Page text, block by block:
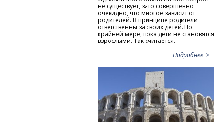
не существует, зато совершенно
очевидно, что многое зависит от
родителей. В принципе родители
ответственны за своих детей. По
крайней мере, пока дети не становятся
взрослыми. Так считается.
Подробнее